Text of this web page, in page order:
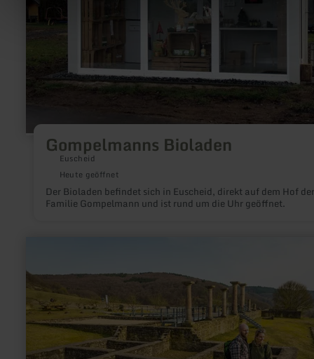
Gompelmanns Bioladen
Euscheid
Heute geöffnet
Der Bioladen befindet sich in Euscheid, direkt auf dem Hof der
Familie Gompelmann und ist rund um die Uhr geöffnet.
Römische
Villa
Holsthum